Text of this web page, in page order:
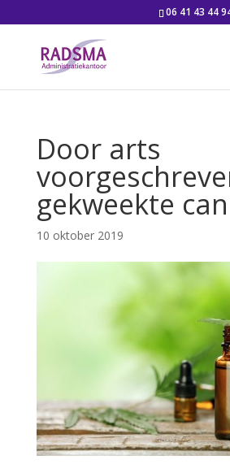
06 41 43 44
Door arts
gekweekte
10 oktober 2019